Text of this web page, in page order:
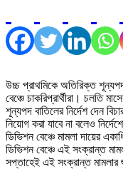
উচ্চ প্রাথমিকে অতিরিক্ত শূন্যপদ
বেঞ্চে চাকরিপ্রার্থীরা। চলতি
শূন্যপদ বাতিলের নির্দেশ দেন
নিয়োগ করা যাবে না বলেও
ডিভিশন বেঞ্চে মামলা দায়ের
ডিভিশন বেঞ্চে এই সংক্রান্ত
সপ্তাহেই এই সংক্রান্ত মামলার